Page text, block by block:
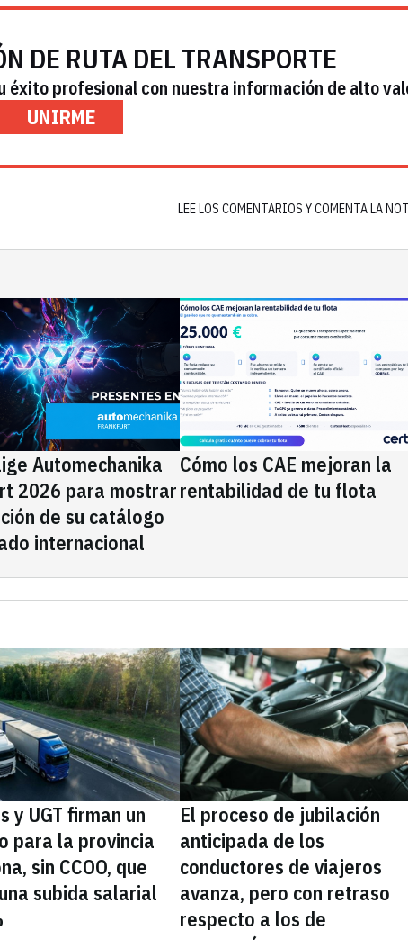
DE RUTA DEL TRANSPORTE
profesional con nuestra información de alto
UNIRME
LEE LOS COMENTARIOS Y COMENTA LA
Automechanika
2026 para mostrar
de su catálogo
internacional
Cómo los CAE mejoran la
rentabilidad de tu flota
y UGT firman un
para la provincia
sin CCOO, que
subida salarial
El proceso de jubilación
anticipada de los
conductores de viajeros
avanza, pero con retraso
respecto a los de